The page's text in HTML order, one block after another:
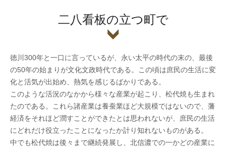
二八看板の立つ町で
徳川300年と一口に言っているが、永い太平の時代の末の、最後
の50年の始まりが文化文政時代である。この頃は庶民の生活に変
化と活気が出始め、熱気を感じるばかりである。
このような活況のなかから様々な産業が起こり、松代焼も生まれ
たのである。これら諸産業は養蚕業ほど大規模ではないので、藩
経済をそれほど潤すことができたとは思われないが、庶民の生活
にどれだけ役立ったことになったか計り知れないものがある。
中でも松代焼は後々まで継続発展し、北信濃での一かどの産業に